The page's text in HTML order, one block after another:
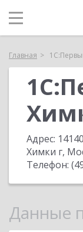
Главная
Адрес:
Химки г,
Телефон:
Данные